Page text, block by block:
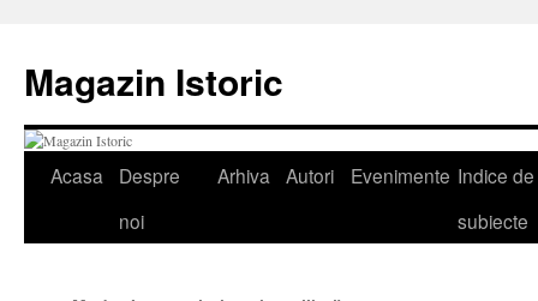
conținut
Magazin Istoric
Acasa
Despre
noi
Arhiva Autori Evenimente Indice de
subiecte